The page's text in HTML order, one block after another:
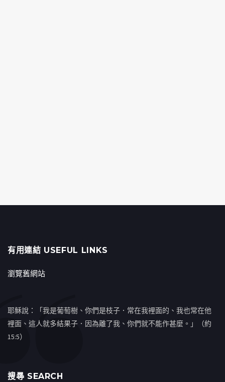
有用連結 USEFUL LINKS
瀏覽舊網站
耶穌說：「我是葡萄樹、你們是枝子．常在我裡面的、我也常在他
裡面、這人就多結果子．因為離了我、你們就不能作甚麼。」（約
15:5）
搜㝷 SEARCH